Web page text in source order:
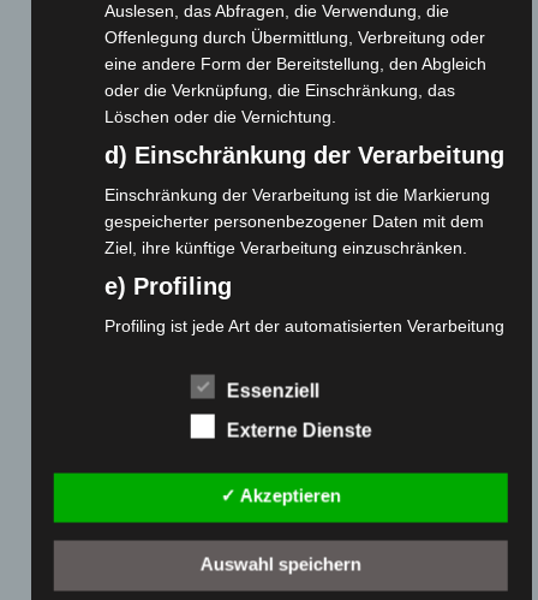
Händler werden
Gemeinsam spenden
Jobs
Kontakt
Über uns
Produktpalette
Elektro-Chopper
Elektro-Kabinenroller
Elektro-Klappräder
Elektro-Roller
Elektro-Seniorenmobile
Elektro-Trikes
Ersatzteile
Auslesen, das Abfragen, die Verwendung, die
Offenlegung durch Übermittlung, Verbreitung oder
eine andere Form der Bereitstellung, den Abgleich
oder die Verknüpfung, die Einschränkung, das
Löschen oder die Vernichtung.
d) Einschränkung der Verarbeitung
Einschränkung der Verarbeitung ist die Markierung
gespeicherter personenbezogener Daten mit dem
Ziel, ihre künftige Verarbeitung einzuschränken.
e) Profiling
Profiling ist jede Art der automatisierten Verarbeitung
diese personenbezogenen Daten verwendet
werden, um bestimmte persönliche Aspekte, die sich
auf eine natürliche Person beziehen, zu bewerten,
wirtschaftlicher Lage, Gesundheit, persönlicher
Vorlieben, Interessen, Zuverlässigkeit, Verhalten,
Aufenthaltsort oder Ortswechsel dieser natürlichen
Person zu analysieren oder vorherzusagen.
Essenziell
Externe Dienste
✓ Akzeptieren
Auswahl speichern